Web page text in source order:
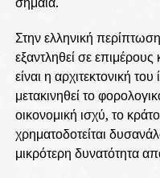
Στην ελληνική
εξαντληθεί σε
είναι η αρχιτεκτονική
μετακινηθεί το
οικονομική ισχύ, το
χρηματοδοτείται
μικρότερη δυνατότητα